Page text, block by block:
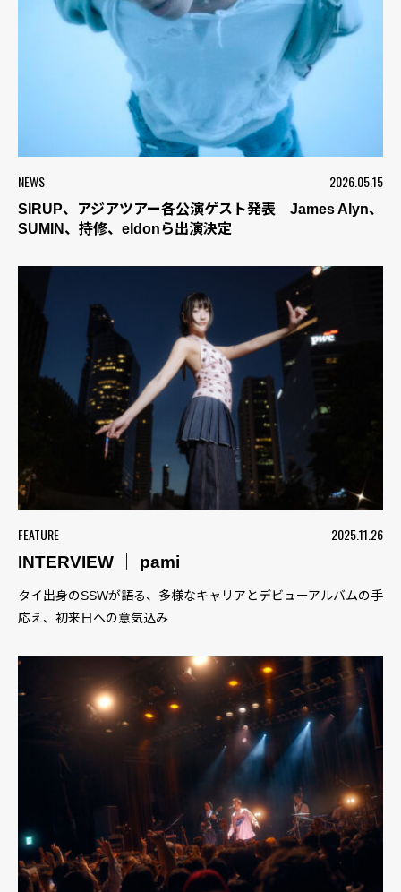
NEWS 2026.05.15
SIRUP、アジアツアー各公演ゲスト発表 James Alyn、
SUMIN、持修、eldonら出演決定
FEATURE
2025.11.26
INTERVIEW ｜ pami
タイ出身のSSWが語る、多様なキャリアとデビューアルバムの手
応え、初来日への意気込み